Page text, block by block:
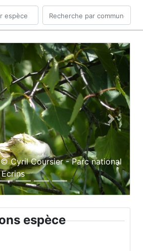
Cyril Coursier - Parc national
Next
espèce